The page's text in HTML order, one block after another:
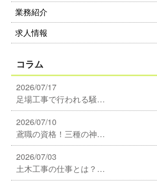
業務紹介
求人情報
コラム
2026/07/17
足場工事で行われる騒…
2026/07/10
鳶職の資格！三種の神…
2026/07/03
土木工事の仕事とは？…